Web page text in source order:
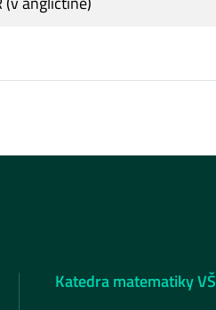
Katedra matematiky